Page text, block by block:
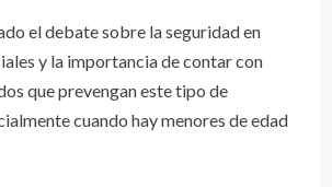
el debate sobre la seguridad en
y la importancia de contar con
que prevengan este tipo de
cuando hay menores de edad